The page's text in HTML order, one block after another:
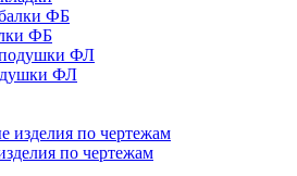
ФБ
ФЛ
по чертежам